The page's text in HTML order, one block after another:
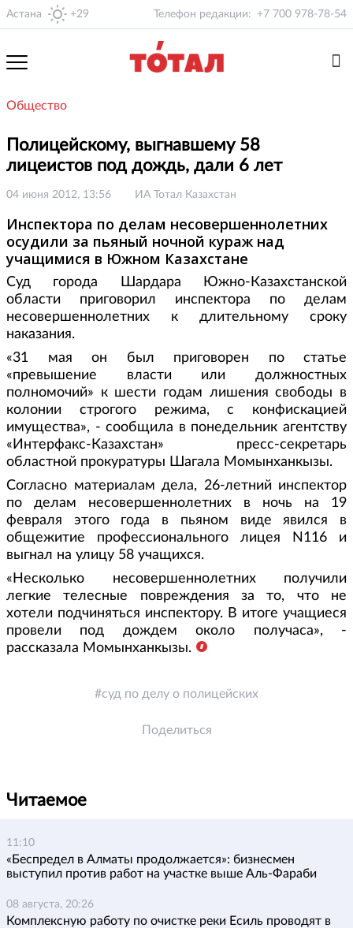
Астана +29 Телефон редакции: +7 700 978-78-54
Общество
Полицейскому, выгнавшему 58
лицеистов под дождь, дали 6 лет
04 июня 2012, 13:56 ИА Тотал Казахстан
Инспектора по делам несовершеннолетних
осудили за пьяный ночной кураж над
учащимися в Южном Казахстане
Суд города Шардара Южно-Казахстанской
области приговорил инспектора по делам
несовершеннолетних к длительному сроку
наказания.
«31 мая он был приговорен по статье
«превышение власти или должностных
полномочий» к шести годам лишения свободы в
колонии строгого режима, с конфискацией
имущества», - сообщила в понедельник агентству
«Интерфакс-Казахстан» пресс-секретарь
областной прокуратуры Шагала Момынханкызы.
Согласно материалам дела, 26-летний инспектор
по делам несовершеннолетних в ночь на 19
февраля этого года в пьяном виде явился в
общежитие профессионального лицея N116 и
выгнал на улицу 58 учащихся.
«Несколько несовершеннолетних получили
легкие телесные повреждения за то, что не
хотели подчиняться инспектору. В итоге учащиеся
провели под дождем около получаса», -
рассказала Момынханкызы.
суд по делу о полицейских
Поделиться
Читаемое
11:10
«Беспредел в Алматы продолжается»: бизнесмен
выступил против работ на участке выше Аль-Фараби
08 августа, 20:26
Комплексную работу по очистке реки Есиль проводят в